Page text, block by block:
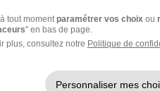
Immobilier H/
Gély-du-Fesc - 34 CDI 22
tout moment paramétrer vos choix ou
" en bas de page.
plus, consultez notre Politique de
Personnaliser mes